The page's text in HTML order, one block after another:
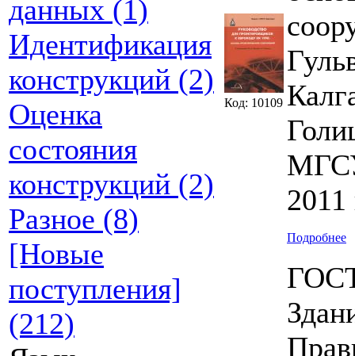
данных (1)
Идентификация
конструкций (2)
Оценка
состояния
конструкций (2)
Разное (8)
[Новые
поступления]
(212)
Код: 10109
2011
Подробнее